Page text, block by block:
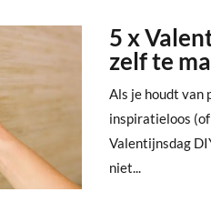
5 x
zelf te
Als je houdt van
inspiratieloos (of
Valentijnsdag
niet...